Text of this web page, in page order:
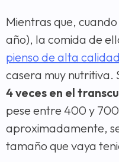
Mientras que,
año), la comida de
pienso de alta calidad
casera muy nutritiva.
4 veces en el
pese entre 400 y
aproximadamente,
tamaño que vaya